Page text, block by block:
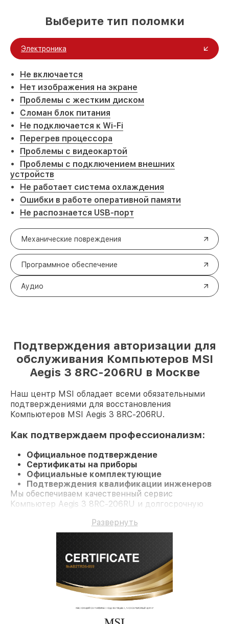
Выберите тип поломки
Электроника
Не включается
Нет изображения на экране
Проблемы с жестким диском
Сломан блок питания
Не подключается к Wi-Fi
Перегрев процессора
Проблемы с видеокартой
Проблемы с подключением внешних
устройств
Не работает система охлаждения
Ошибки в работе оперативной памяти
Не распознается USB-порт
Механические повреждения
Программное обеспечение
Аудио
Подтверждения авторизации для
обслуживания Компьютеров MSI
Aegis 3 8RC-206RU в Москве
Наш центр MSI обладает всеми обязательными
подтверждениями для восстановления
Компьютеров MSI Aegis 3 8RC-206RU.
Как подтверждаем профессионализм:
Официальное подтверждение
Сертификаты на приборы
Официальные комплектующие
Подтверждения квалификации инженеров
Мы обеспечиваем качественный сервис
Компьютер Aegis 3 8RC-206RU и долгосрочную
Развернуть